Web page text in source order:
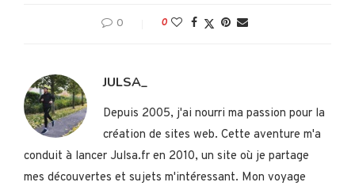
0 0
JULSA_
Depuis 2005, j'ai nourri ma passion pour la
création de sites web. Cette aventure m'a
conduit à lancer Julsa.fr en 2010, un site où je partage
mes découvertes et sujets m'intéressant. Mon voyage